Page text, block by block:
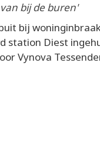
bij de buren'
bij
station Diest
Vynova